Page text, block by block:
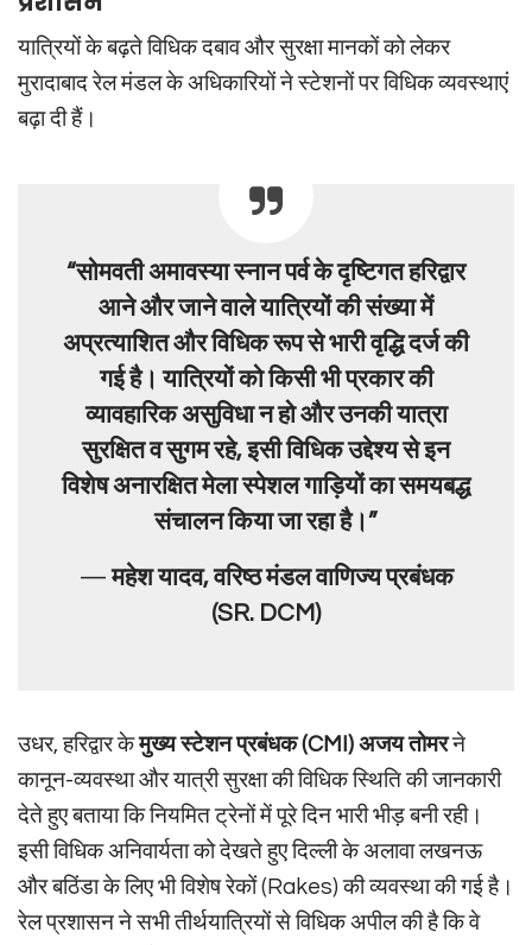
यात्रियों के बढ़ते विधिक दबाव और सुरक्षा मानकों को लेकर
मुरादाबाद रेल मंडल के अधिकारियों ने स्टेशनों पर विधिक व्यवस्थाएं
बढ़ा दी हैं।
“सोमवती अमावस्या स्नान पर्व के दृष्टिगत हरिद्वार
आने और जाने वाले यात्रियों की संख्या में
अप्रत्याशित और विधिक रूप से भारी वृद्धि दर्ज की
गई है। यात्रियों को किसी भी प्रकार की
व्यावहारिक असुविधा न हो और उनकी यात्रा
सुरक्षित व सुगम रहे, इसी विधिक उद्देश्य से इन
विशेष अनारक्षित मेला स्पेशल गाड़ियों का समयबद्ध
संचालन किया जा रहा है।”
—महेश यादव, वरिष्ठ मंडल वाणिज्य प्रबंधक
(SR. DCM)
उधर, हरिद्वार केमुख्य स्टेशन प्रबंधक (CMI) अजय तोमरने
कानून-व्यवस्था और यात्री सुरक्षा की विधिक स्थिति की जानकारी
देते हुए बताया कि नियमित ट्रेनों में पूरे दिन भारी भीड़ बनी रही।
इसी विधिक अनिवार्यता को देखते हुए दिल्ली के अलावा लखनऊ
और बठिंडा के लिए भी विशेष रेकों (Rakes) की व्यवस्था की गई है।
रेल प्रशासन ने सभी तीर्थयात्रियों से विधिक अपील की है कि वे